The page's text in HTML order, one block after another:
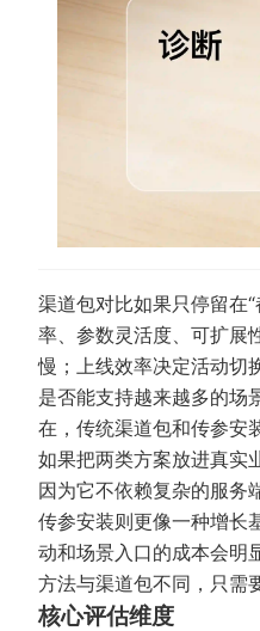
渠道包对比如果只停留在
率、参数灵活度、可扩展
慢；上线效率决定活动切
是否能支持越来越多的场
在，传统渠道包和传参安
如果把两类方案放进真实
因为它不依赖复杂的服务
传参安装则更像一种增长
动和场景入口的成本会明
方法与渠道包不同，只需
核心评估维度